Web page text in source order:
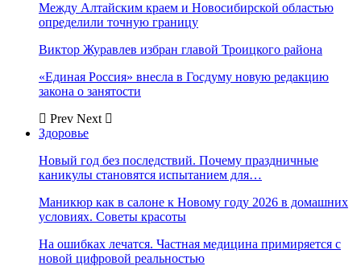
Между Алтайским краем и Новосибирской областью
определили точную границу
Виктор Журавлев избран главой Троицкого района
«Единая Россия» внесла в Госдуму новую редакцию
закона о занятости
Prev Next
Здоровье
Новый год без последствий. Почему праздничные
каникулы становятся испытанием для…
Маникюр как в салоне к Новому году 2026 в домашних
условиях. Советы красоты
На ошибках лечатся. Частная медицина примиряется с
новой цифровой реальностью